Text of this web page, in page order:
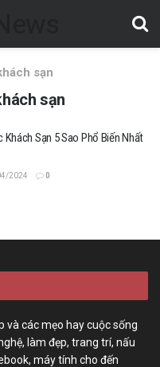
sạn
sạn
Khách Sạn 5 Sao Phổ Biến Nhất
2024 0
các mẹo hay cuộc sống
làm đẹp, trang trí, nấu
máy tính cho đến